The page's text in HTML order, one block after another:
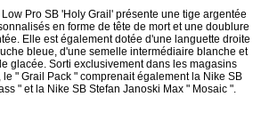
Pro SB 'Holy Grail' présente une tige argentée
en forme de tête de mort et une doublure
Elle est également dotée d'une languette droite
bleue, d'une semelle intermédiaire blanche et
glacée. Sorti exclusivement dans les magasins
" Grail Pack " comprenait également la Nike SB
" et la Nike SB Stefan Janoski Max " Mosaic ".